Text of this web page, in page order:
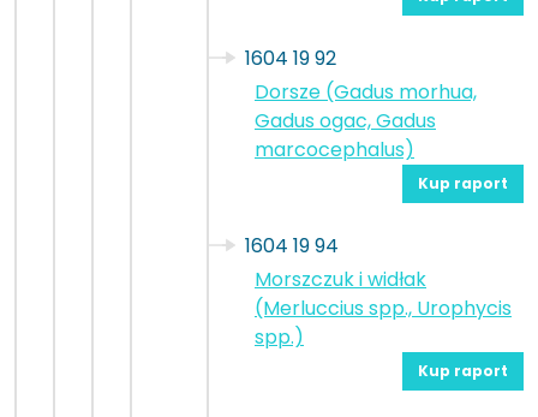
1604 19 92
Dorsze (Gadus morhua,
Gadus ogac, Gadus
marcocephalus)
Kup raport
1604 19 94
Morszczuk i widłak
(Merluccius spp., Urophycis
spp.)
Kup raport